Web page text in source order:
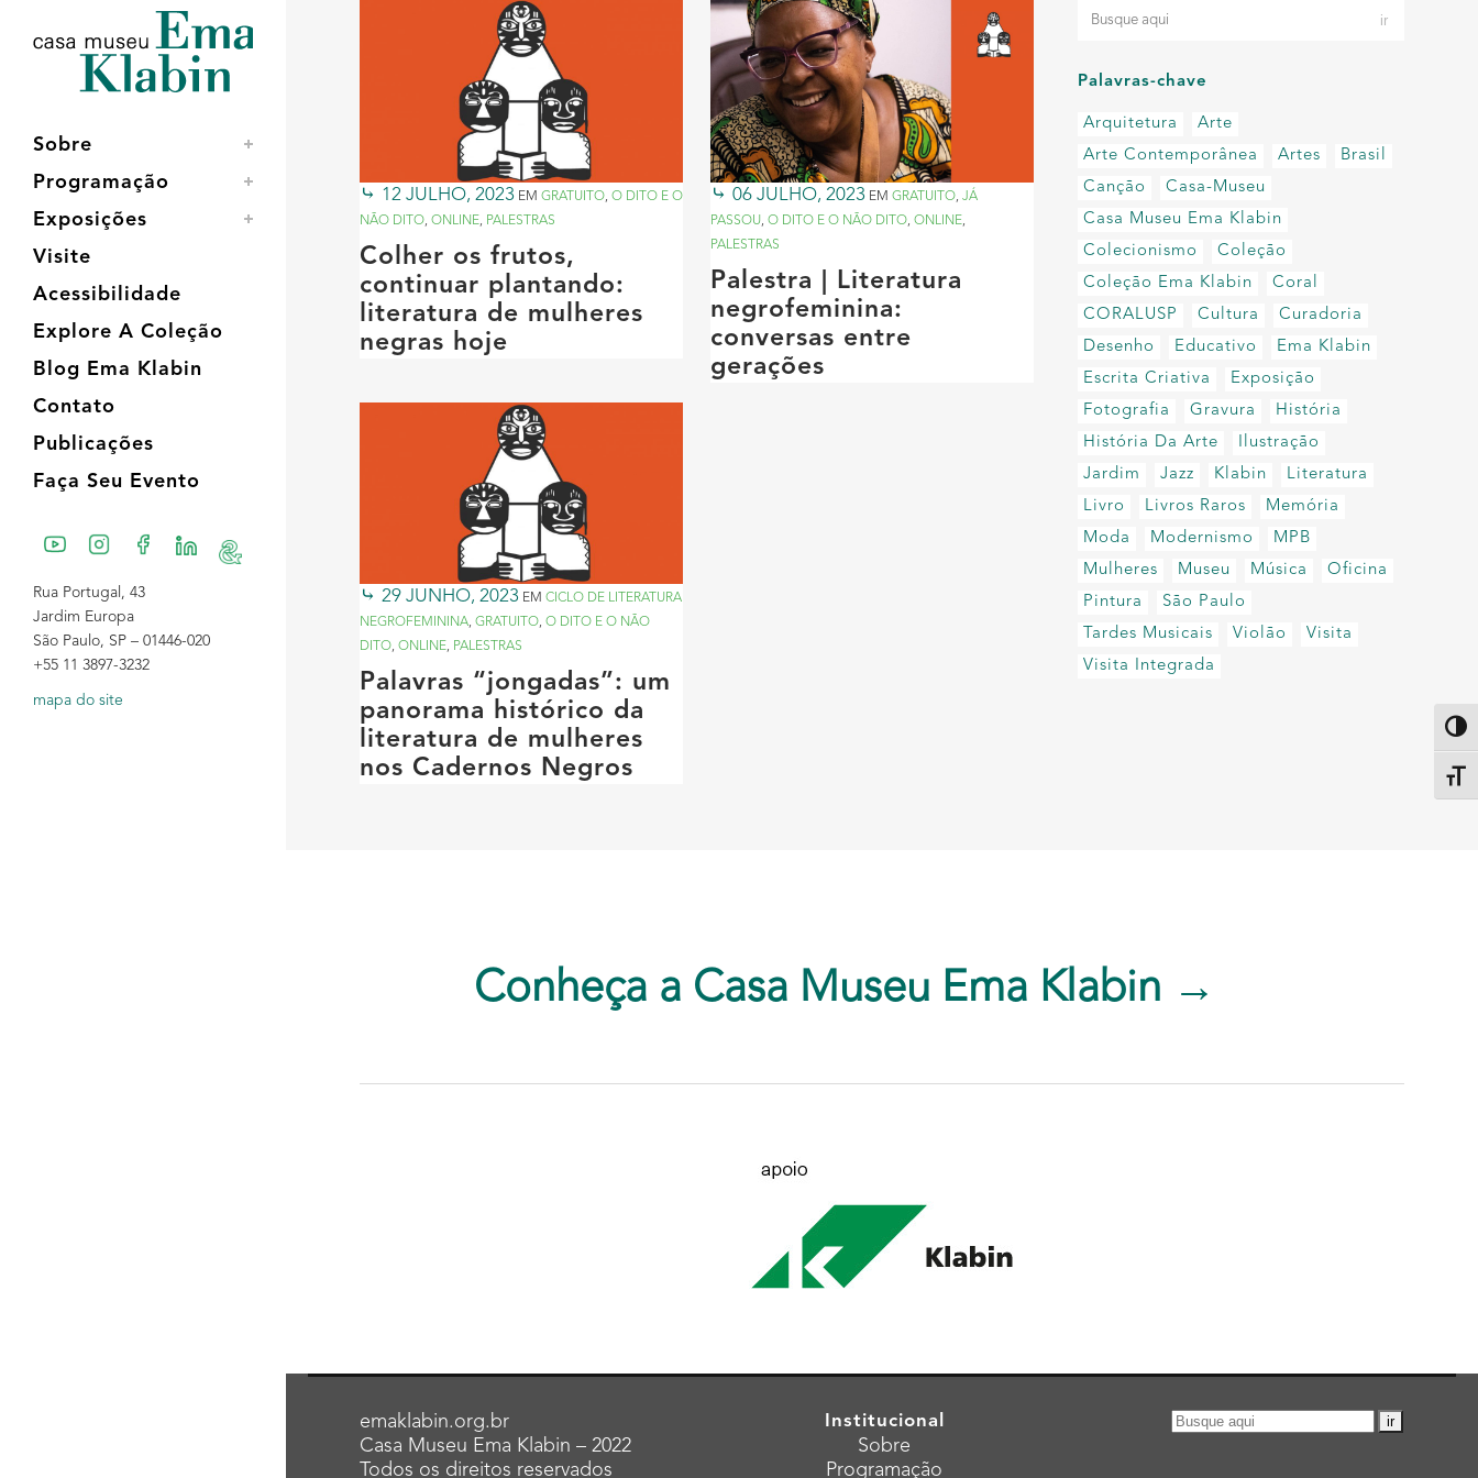
conteúdo
navegação
Sobre
Programação
Exposições
Visite
Acessibilidade
Explore A Coleção
Blog Ema Klabin
Contato
Publicações
Faça Seu Evento
Rua Portugal, 43
Jardim Europa
São Paulo, SP – 01446-020
+55 11 3897-3232
mapa do site
12 JULHO, 2023 EM GRATUITO, O DITO E O
NÃO DITO, ONLINE, PALESTRAS
Colher os frutos,
continuar plantando:
literatura de mulheres
negras hoje
06 JULHO, 2023EM GRATUITO, JÁ
PASSOU, O DITO E O NÃO DITO, ONLINE,
PALESTRAS
Palestra | Literatura
negrofeminina:
conversas entre
gerações
29 JUNHO, 2023 EM CICLO DE LITERATURA
NEGROFEMININA, GRATUITO, O DITO E O NÃO
DITO, ONLINE, PALESTRAS
Palavras “jongadas”: um
panorama histórico da
literatura de mulheres
nos Cadernos Negros
Palavras-chave
Arquitetura
Arte
Arte Contemporânea
Artes
Brasil
Canção
Casa-Museu
Casa Museu Ema Klabin
Colecionismo
Coleção
Coleção Ema Klabin
Coral
CORALUSP
Cultura
Curadoria
Desenho
Educativo
Ema Klabin
Escrita Criativa
Exposição
Fotografia
Gravura
História
História Da Arte
Ilustração
Jardim
Jazz Klabin
Literatura
Livro
Livros Raros
Memória
Moda
Modernismo
MPB
Mulheres
Museu Música
Oficina
Pintura
São Paulo
Tardes Musicais
Violão
Visita
Visita Integrada
Conheça a Casa Museu Ema Klabin →
emaklabin.org.br
Casa Museu Ema Klabin – 2022
Todos os direitos reservados
Institucional
Sobre
Programação